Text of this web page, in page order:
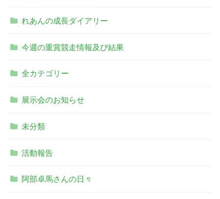
れあんの成長ダイアリー
今週の重賞競走情報及び結果
全カテゴリー
展示会のお知らせ
未分類
活動報告
阿部卓馬さんの日々